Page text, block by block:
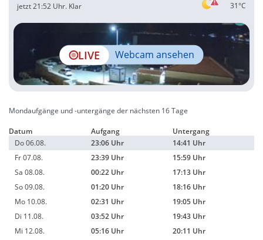
31°C
jetzt 21:52 Uhr. Klar
LIVE Webcam ansehen
Mondaufgänge und -untergänge der nächsten 16 Tage
Datum Aufgang
Untergang
Do 06.08.
23:06 Uhr
14:41 Uhr
Fr 07.08.
23:39 Uhr
15:59 Uhr
Sa 08.08.
00:22 Uhr
17:13 Uhr
So 09.08.
01:20 Uhr
18:16 Uhr
Mo 10.08.
02:31 Uhr
19:05 Uhr
Di 11.08.
03:52 Uhr
19:43 Uhr
Mi 12.08.
05:16 Uhr
20:11 Uhr